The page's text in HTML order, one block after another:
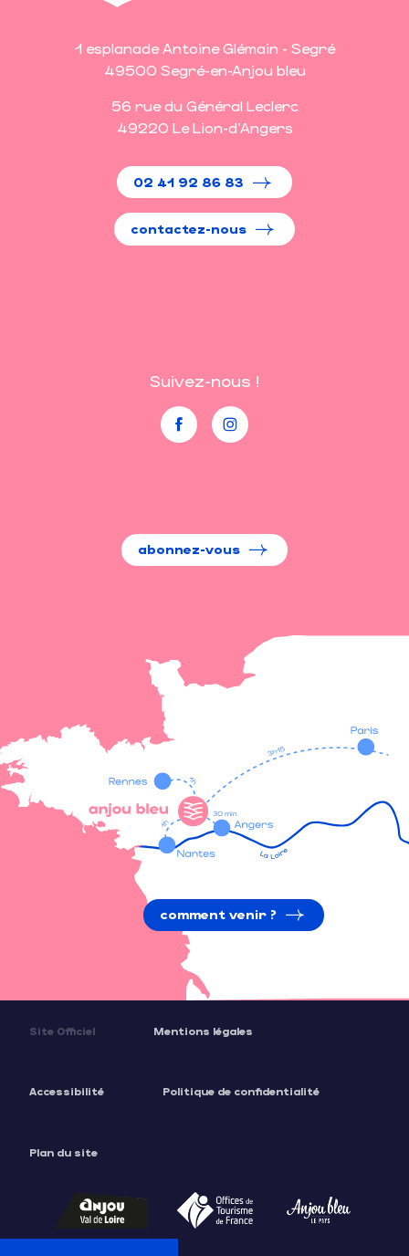
1 esplanade Antoine Glémain - Segré
49500 Segré-en-Anjou bleu
56 rue du Général Leclerc
49220 Le Lion-d'Angers
02 41 92 86 83
contactez-nous
Suivez-nous !
abonnez-vous
comment venir ?
Site Officiel Mentions légales
Accessibilité Politique de confidentialité
Plan du site